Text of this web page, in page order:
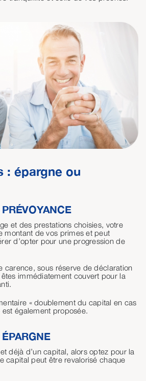
: épargne ou
et des prestations choisies, votre
montant de vos primes et peut
d’opter pour une progression de
carence, sous réserve de déclaration
immédiatement couvert pour la
« doublement du capital en cas
également proposée.
déjà d’un capital, alors optez pour la
capital peut être revalorisé chaque